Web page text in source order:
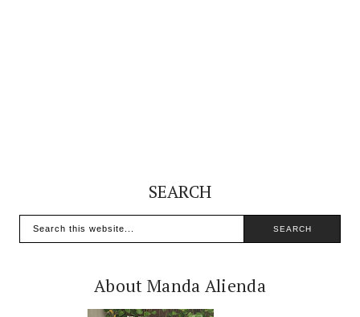
SEARCH
About Manda Alienda